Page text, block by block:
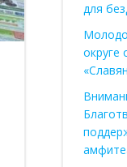
для
округе